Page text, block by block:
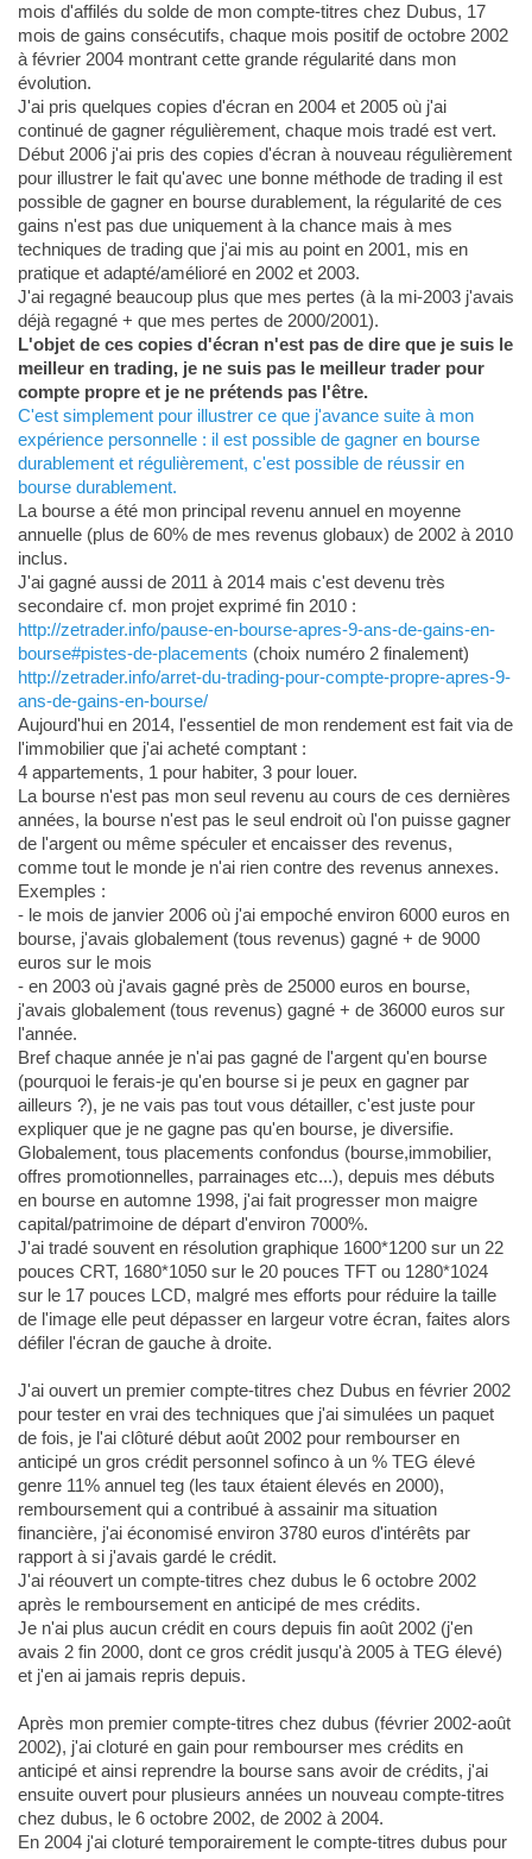
mois d'affilés du solde de mon compte-titres chez Dubus, 17
mois de gains consécutifs, chaque mois positif de octobre 2002
à février 2004 montrant cette grande régularité dans mon
évolution.
J'ai pris quelques copies d'écran en 2004 et 2005 où j'ai
continué de gagner régulièrement, chaque mois tradé est vert.
Début 2006 j'ai pris des copies d'écran à nouveau régulièrement
pour illustrer le fait qu'avec une bonne méthode de trading il est
possible de gagner en bourse durablement, la régularité de ces
gains n'est pas due uniquement à la chance mais à mes
techniques de trading que j'ai mis au point en 2001, mis en
pratique et adapté/amélioré en 2002 et 2003.
J'ai regagné beaucoup plus que mes pertes (à la mi-2003 j'avais
déjà regagné + que mes pertes de 2000/2001).
L'objet de ces copies d'écran n'est pas de dire que je suis le
meilleur en trading, je ne suis pas le meilleur trader pour
compte propre et je ne prétends pas l'être.
C'est simplement pour illustrer ce que j'avance suite à mon
expérience personnelle : il est possible de gagner en bourse
durablement et régulièrement, c'est possible de réussir en
bourse durablement.
La bourse a été mon principal revenu annuel en moyenne
annuelle (plus de 60% de mes revenus globaux) de 2002 à 2010
inclus.
J'ai gagné aussi de 2011 à 2014 mais c'est devenu très
secondaire cf. mon projet exprimé fin 2010 :
http://zetrader.info/pause-en-bourse-apres-9-ans-de-gains-en-
bourse#pistes-de-placements (choix numéro 2 finalement)
http://zetrader.info/arret-du-trading-pour-compte-propre-apres-9-
ans-de-gains-en-bourse/
Aujourd'hui en 2014, l'essentiel de mon rendement est fait via de
l'immobilier que j'ai acheté comptant :
4 appartements, 1 pour habiter, 3 pour louer.
La bourse n'est pas mon seul revenu au cours de ces dernières
années, la bourse n'est pas le seul endroit où l'on puisse gagner
de l'argent ou même spéculer et encaisser des revenus,
comme tout le monde je n'ai rien contre des revenus annexes.
Exemples :
- le mois de janvier 2006 où j'ai empoché environ 6000 euros en
bourse, j'avais globalement (tous revenus) gagné + de 9000
euros sur le mois
- en 2003 où j'avais gagné près de 25000 euros en bourse,
j'avais globalement (tous revenus) gagné + de 36000 euros sur
l'année.
Bref chaque année je n'ai pas gagné de l'argent qu'en bourse
(pourquoi le ferais-je qu'en bourse si je peux en gagner par
ailleurs ?), je ne vais pas tout vous détailler, c'est juste pour
expliquer que je ne gagne pas qu'en bourse, je diversifie.
Globalement, tous placements confondus (bourse,immobilier,
offres promotionnelles, parrainages etc...), depuis mes débuts
en bourse en automne 1998, j'ai fait progresser mon maigre
capital/patrimoine de départ d'environ 7000%.
J'ai tradé souvent en résolution graphique 1600*1200 sur un 22
pouces CRT, 1680*1050 sur le 20 pouces TFT ou 1280*1024
sur le 17 pouces LCD, malgré mes efforts pour réduire la taille
de l'image elle peut dépasser en largeur votre écran, faites alors
défiler l'écran de gauche à droite.
J'ai ouvert un premier compte-titres chez Dubus en février 2002
pour tester en vrai des techniques que j'ai simulées un paquet
de fois, je l'ai clôturé début août 2002 pour rembourser en
anticipé un gros crédit personnel sofinco à un % TEG élevé
genre 11% annuel teg (les taux étaient élevés en 2000),
remboursement qui a contribué à assainir ma situation
financière, j'ai économisé environ 3780 euros d'intérêts par
rapport à si j'avais gardé le crédit.
J'ai réouvert un compte-titres chez dubus le 6 octobre 2002
après le remboursement en anticipé de mes crédits.
Je n'ai plus aucun crédit en cours depuis fin août 2002 (j'en
avais 2 fin 2000, dont ce gros crédit jusqu'à 2005 à TEG élevé)
et j'en ai jamais repris depuis.
Après mon premier compte-titres chez dubus (février 2002-août
2002), j'ai cloturé en gain pour rembourser mes crédits en
anticipé et ainsi reprendre la bourse sans avoir de crédits, j'ai
ensuite ouvert pour plusieurs années un nouveau compte-titres
chez dubus, le 6 octobre 2002, de 2002 à 2004.
En 2004 j'ai cloturé temporairement le compte-titres dubus pour